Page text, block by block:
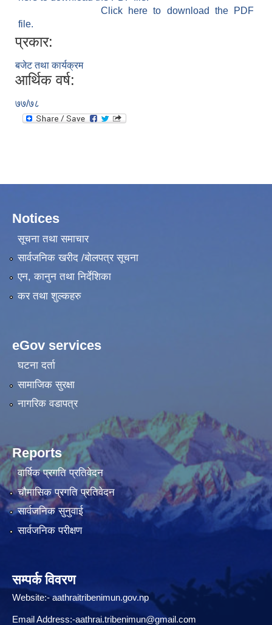
Click here to download the PDF
file.
प्रकार:
बजेट तथा कार्यक्रम
आर्थिक वर्ष:
७७/७८
Notices
सूचना तथा समाचार
सार्वजनिक खरीद /बोलपत्र सूचना
एन, कानुन तथा निर्देशिका
कर तथा शुल्कहरु
eGov services
घटना दर्ता
सामाजिक सुरक्षा
नागरिक वडापत्र
Reports
वार्षिक प्रगति प्रतिवेदन
चौमासिक प्रगति प्रतिवेदन
सार्वजनिक सुनुवाई
सार्वजनिक परीक्षण
सम्पर्क विवरण
Website:-aathraitribenimun.gov.np
Email Address:-aathrai.tribenimun@gmail.com